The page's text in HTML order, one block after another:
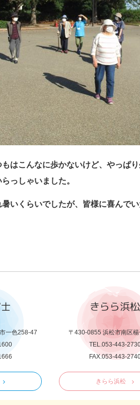
はこんなに歩かないけど、やっぱ
っしゃいました。
暑いくらいでしたが、皆様に喜んで
一色258-47
きらら浜松
〒430-0855 浜松市南区
TEL.053-443-
FAX.053-443-
きらら浜松